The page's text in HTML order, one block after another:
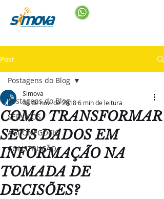
Post
Postagens do Blog
SERVIÇOS
AGRONEGÓCIO
CONSTRUÇÃO
Postagens do Blog
COMO TRANSFORMAR
SEUS DADOS EM
INFORMAÇÃO NA
TOMADA DE
DECISÕES?
Simova
30 de nov. de 20186 min de leitura